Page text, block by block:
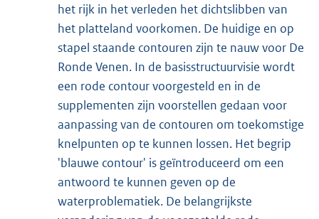
het rijk in het verleden het dichtslibben van
het platteland voorkomen. De huidige en op
stapel staande contouren zijn te nauw voor De
Ronde Venen. In de basisstructuurvisie wordt
een rode contour voorgesteld en in de
supplementen zijn voorstellen gedaan voor
aanpassing van de contouren om toekomstige
knelpunten op te kunnen lossen. Het begrip
'blauwe contour' is geïntroduceerd om een
antwoord te kunnen geven op de
waterproblematiek. De belangrijkste